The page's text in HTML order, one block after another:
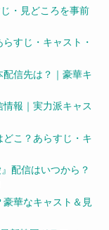
・見どころを事前
すじ・キャスト・
信先は？｜豪華キ
報｜実力派キャス
こ？あらすじ・キ
配信はいつから？
豪華なキャスト＆見